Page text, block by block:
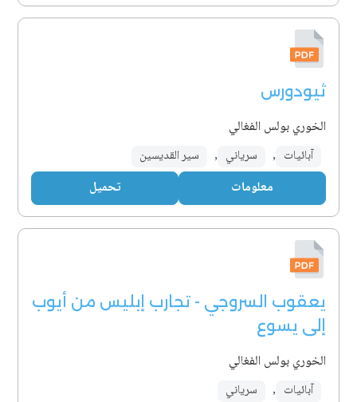
ثيودورس
الخوري بولس الفغالي
آبائيات , سرياني , سير القديسين
معلومات تحميل
يعقوب السروجي - تجارب إبليس من أيوب
إلى يسوع
الخوري بولس الفغالي
آبائيات , سرياني